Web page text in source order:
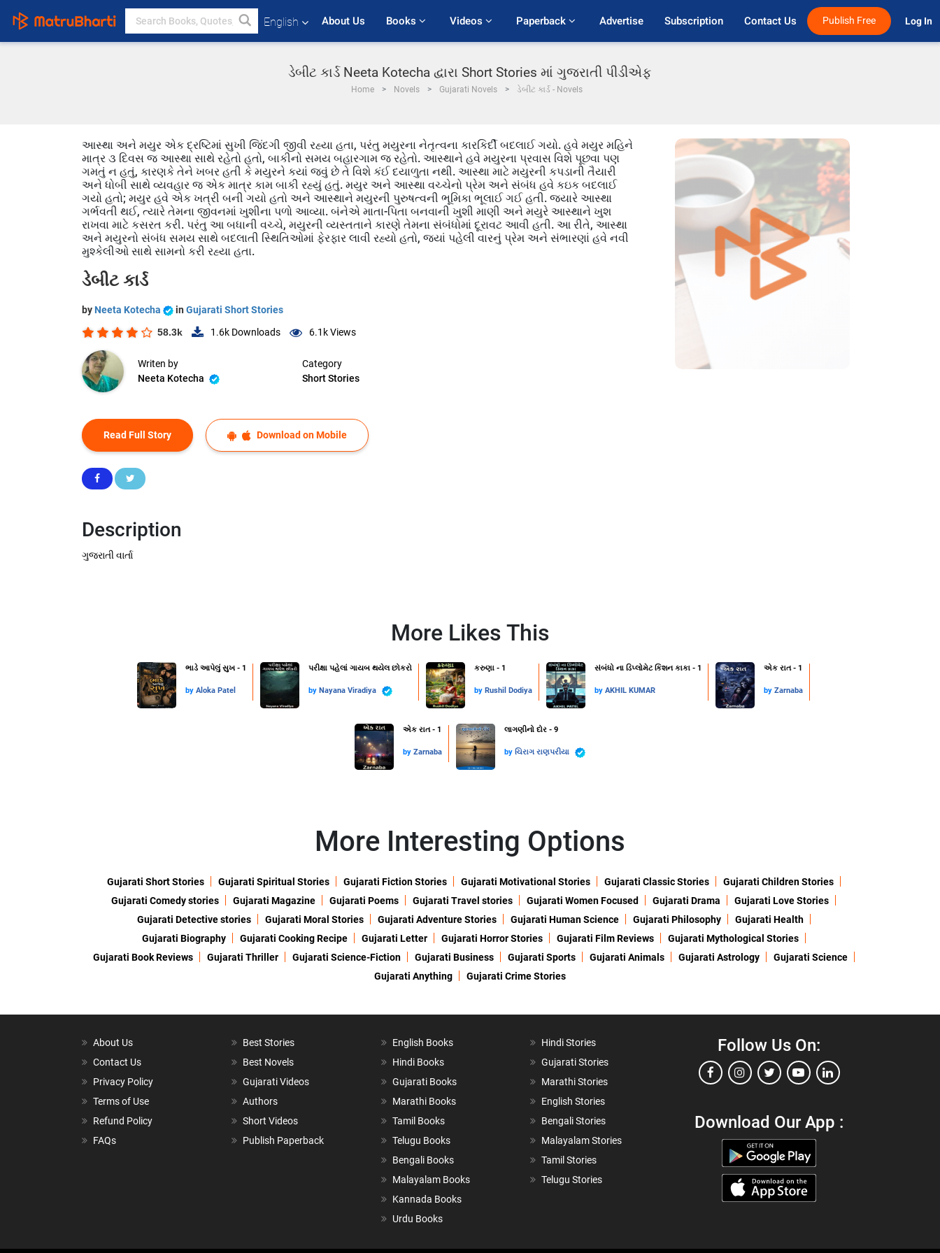
English About Us Books Videos Paperback Advertise Subscription Contact Us Publish Free Log In
ડેબીટ કાર્ડ Neeta Kotecha દ્વારા Short Stories માં ગુજરાતી પીડીએફ
Home Novels Gujarati Novels ડેબીટ કાર્ડ - Novels
આસ્થા અને મયુર એક દ્રષ્ટિમાં સુખી જિંદગી જીવી રહ્યા હતા, પરંતુ મયુરના નેતૃત્વના કારકિર્દી બદલાઈ ગયો. હવે મયુર મહિને
માત્ર ૩ દિવસ જ આસ્થા સાથે રહેતો હતો, બાકીનો સમય બહારગામ જ રહેતો. આસ્થાને હવે મયુરના પ્રવાસ વિશે પૂછવા પણ
ગમતું ન હતું, કારણકે તેને ખબર હતી કે મયુરને કયાં જવું છે તે વિશે કંઈ દયાળુતા નથી. આસ્થા માટે મયુરની કપડાની તૈયારી
અને ધોબી સાથે વ્યવહાર જ એક માત્ર કામ બાકી રહ્યું હતું. મયુર અને આસ્થા વચ્ચેનો પ્રેમ અને સંબંધ હવે કઇક બદલાઈ
ગયો હતો; મયુર હવે એક ખત્રી બની ગયો હતો અને આસ્થાને મયુરની પુરુષત્વની ભૂમિકા ભૂલાઈ ગઈ હતી. જ્યારે આસ્થા
ગર્ભવતી થઈ, ત્યારે તેમના જીવનમાં ખુશીના પળો આવ્યા. બંનેએ માતા-પિતા બનવાની ખુશી માણી અને મયુરે આસ્થાને ખુશ
રાખવા માટે કસરત કરી. પરંતુ આ બધાની વચ્ચે, મયુરની વ્યસ્તતાને કારણે તેમના સંબંધોમાં દૂરાવટ આવી હતી. આ રીતે, આસ્થા
અને મયુરનો સંબંધ સમય સાથે બદલાતી સ્થિતિઓમાં ફેરફાર લાવી રહ્યો હતો, જ્યાં પહેલી વારનું પ્રેમ અને સંભારણાં હવે નવી
મુશ્કેલીઓ સાથે સામનો કરી રહ્યા હતા.
ડેબીટ કાર્ડ
by Neeta Kotecha in Gujarati Short Stories
58.3k 1.6k Downloads 6.1kViews
Writen by
Neeta Kotecha
Category
Short Stories
Read Full Story Download on Mobile
Description
ગુજરાતી વાર્તા
More Likes This
ભાડે આપેલું સુખ - 1
by Aloka Patel
પરીક્ષા પહેલાં ગાયબ થયેલ છોકરો
by Nayana Viradiya
કરુણા - 1
by Rushil Dodiya
સંબંધો ના ડિપ્લોમેટ કિશન કાકા - 1
by AKHIL KUMAR
એક રાત - 1
by Zarnaba
એક રાત - 1
by Zarnaba
લાગણીનો દોર - 9
by ચિરાગ રાણપરીયા
More Interesting Options
Gujarati Short Stories Gujarati Spiritual Stories Gujarati Fiction Stories Gujarati Motivational Stories Gujarati Classic Stories
Gujarati Children Stories
Gujarati Comedy stories
Gujarati Magazine Gujarati Poems Gujarati Travel stories Gujarati Women Focused Gujarati Drama
Gujarati Love Stories
Gujarati Detective stories
Gujarati Moral Stories Gujarati Adventure Stories Gujarati Human Science Gujarati Philosophy
Gujarati Health
Gujarati Biography
Gujarati Cooking Recipe Gujarati Letter Gujarati Horror Stories Gujarati Film Reviews
Gujarati Mythological Stories
Gujarati Book Reviews
Gujarati Thriller Gujarati Science-Fiction Gujarati Business Gujarati Sports Gujarati Animals Gujarati Astrology
Gujarati Science
Gujarati Anything
Gujarati Crime Stories
About Us
Contact Us
Privacy Policy
Terms of Use
Refund Policy
FAQs
Best Stories
Best Novels
Gujarati Videos
Authors
Short Videos
Publish Paperback
English Books
Hindi Books
Gujarati Books
Marathi Books
Tamil Books
Telugu Books
Bengali Books
Malayalam Books
Kannada Books
Urdu Books
Hindi Stories
Gujarati Stories
Marathi Stories
English Stories
Bengali Stories
Malayalam Stories
Tamil Stories
Telugu Stories
Follow Us On:
Download Our App :